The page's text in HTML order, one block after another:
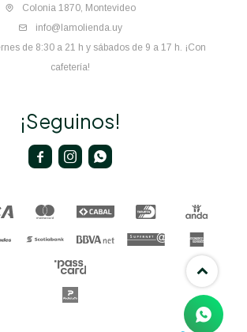
Colonia 1870, Montevideo
info@lamolienda.uy
de 8:30 a 21 h y sábados de 9 a 17 h. ¡Con
cafetería!
¡Seguinos!
  